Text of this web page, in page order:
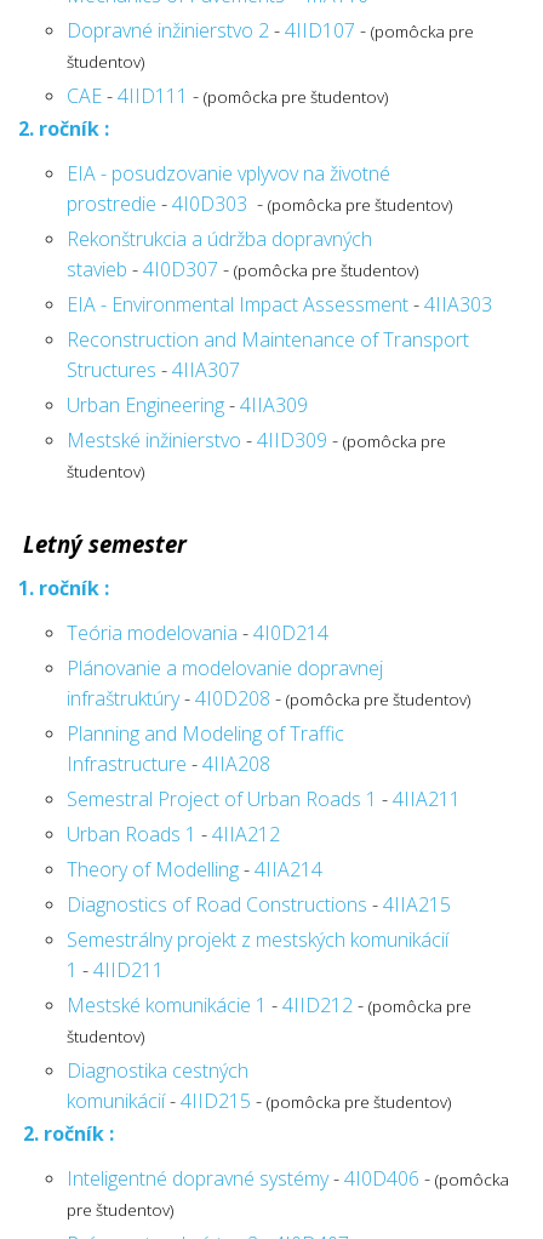
Dopravné inžinierstvo 2-4IID107 - (pomôcka pre
študentov)
CAE-4IID111 - (pomôcka pre študentov)
2. ročník :
EIA - posudzovanie vplyvov na životné
prostredie -4I0D303 - (pomôcka pre študentov)
Rekonštrukcia a údržba dopravných
stavieb -4I0D307 - (pomôcka pre študentov)
EIA - Environmental Impact Assessment-4IIA303
Reconstruction and Maintenance of Transport
Structures -4IIA307
Urban Engineering-4IIA309
Mestské inžinierstvo -4IID309 - (pomôcka pre
študentov)
Letný semester
1. ročník :
Teória modelovania -4I0D214
Plánovanie a modelovanie dopravnej
infraštruktúry-4I0D208 - (pomôcka pre študentov)
Planning and Modeling of Traffic
Infrastructure -4IIA208
Semestral Project of Urban Roads 1 -4IIA211
Urban Roads 1 -4IIA212
Theory of Modelling-4IIA214
Diagnostics of Road Constructions -4IIA215
Semestrálny projekt z mestských komunikácií
1 -4IID211
Mestské komunikácie 1 -4IID212- (pomôcka pre
študentov)
Diagnostika cestných
komunikácií-4IID215 - (pomôcka pre študentov)
2. ročník :
Inteligentné dopravné systémy-4I0D406 - (pomôcka
pre študentov)